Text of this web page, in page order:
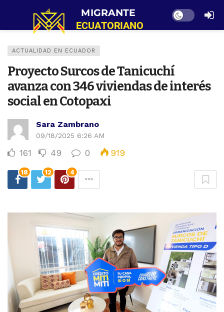
Dark mode
ACTUALIDAD EN ECUADOR
Proyecto Surcos de Tanicuchí
avanza con 346 viviendas de interés
social en Cotopaxi
Sara Zambrano
09/18/2025 6:26 AM
161 49 0 919
18 12 4